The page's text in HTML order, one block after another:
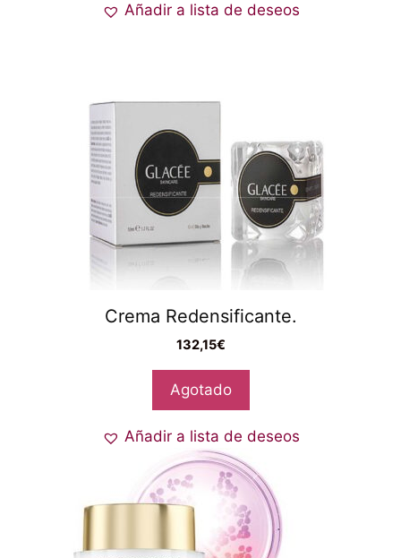
Añadir a lista de deseos
Crema Redensificante.
132,15€
Agotado
Añadir a lista de deseos